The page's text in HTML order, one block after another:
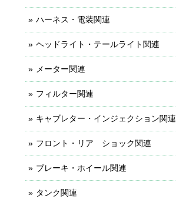
ハーネス・電装関連
ヘッドライト・テールライト関連
メーター関連
フィルター関連
キャブレター・インジェクション関連
フロント・リア ショック関連
ブレーキ・ホイール関連
タンク関連